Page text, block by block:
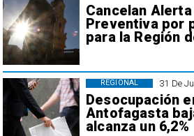
Cancelan
Preventiva por
para la Región
31 De
Desocupación
Antofagasta
alcanza un 6,2%
REGIONAL